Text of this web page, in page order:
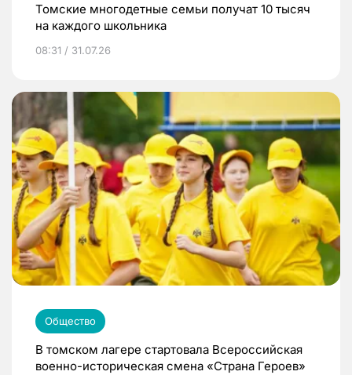
Томские многодетные семьи получат 10 тысяч
на каждого школьника
08:31 / 31.07.26
Общество
В томском лагере стартовала Всероссийская
военно-историческая смена «Страна Героев»